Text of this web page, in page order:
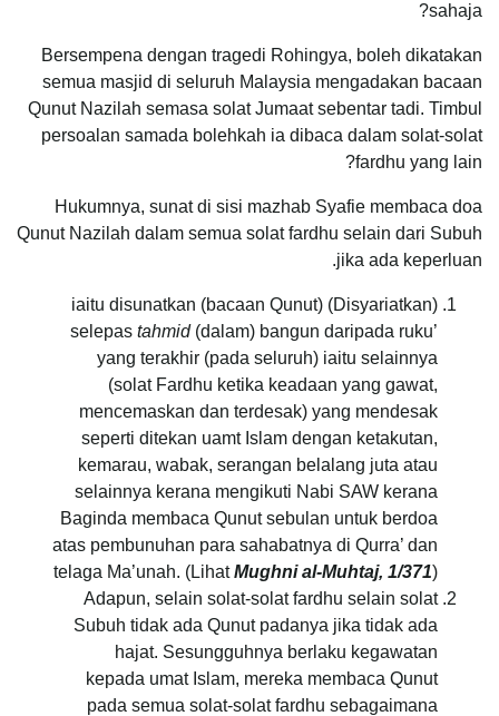
sahaja?
Bersempena dengan tragedi Rohingya, boleh dikatakan
semua masjid di seluruh Malaysia mengadakan bacaan
Qunut Nazilah semasa solat Jumaat sebentar tadi. Timbul
persoalan samada bolehkah ia dibaca dalam solat-solat
fardhu yang lain?
Hukumnya, sunat di sisi mazhab Syafie membaca doa
Qunut Nazilah dalam semua solat fardhu selain dari Subuh
jika ada keperluan.
(Disyariatkan) iaitu disunatkan (bacaan Qunut)
selepas tahmid (dalam) bangun daripada ruku’
yang terakhir (pada seluruh) iaitu selainnya
(solat Fardhu ketika keadaan yang gawat,
mencemaskan dan terdesak) yang mendesak
seperti ditekan uamt Islam dengan ketakutan,
kemarau, wabak, serangan belalang juta atau
selainnya kerana mengikuti Nabi SAW kerana
Baginda membaca Qunut sebulan untuk berdoa
atas pembunuhan para sahabatnya di Qurra’ dan
telaga Ma’unah. (LihatMughni al-Muhtaj, 1/371)
Adapun, selain solat-solat fardhu selain solat
Subuh tidak ada Qunut padanya jika tidak ada
hajat. Sesungguhnya berlaku kegawatan
kepada umat Islam, mereka membaca Qunut
pada semua solat-solat fardhu sebagaimana